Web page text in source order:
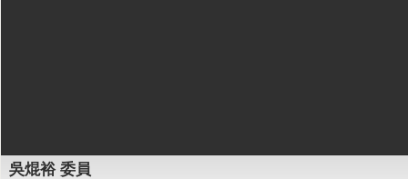
吳焜裕 委員